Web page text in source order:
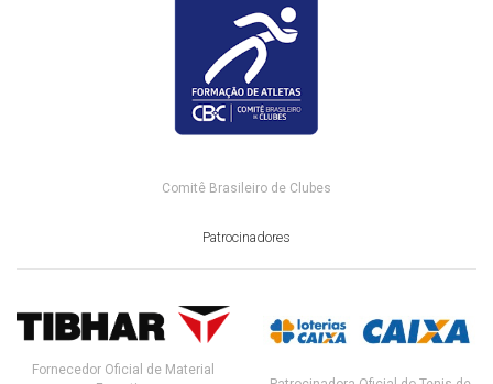
Comitê Brasileiro de Clubes
Patrocinadores
Fornecedor Oficial de Material